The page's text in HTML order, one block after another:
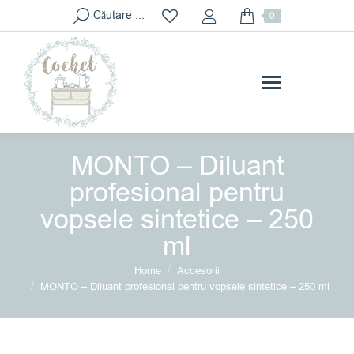
Search:Căutare ... 0
MONTO – Diluant
profesional pentru
vopsele sintetice – 250
ml
Home
Accesorii
MONTO – Diluant profesional pentru vopsele sintetice – 250 ml